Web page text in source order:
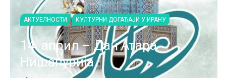
АКТУЕЛНОСТИ КУЛТУРНИ ДОГАЂАЈИ У ИРАНУ
14. април – Дан Атара
Нишапурија